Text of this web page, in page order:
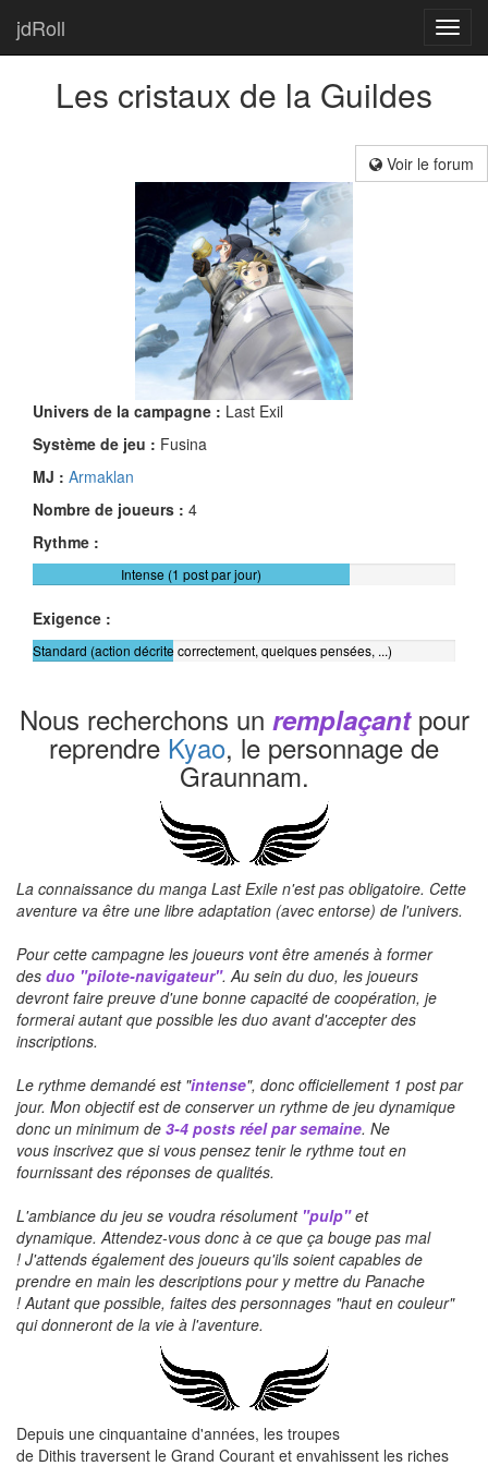
jdRoll
Les cristaux de la Guildes
Voir le forum
Univers de la campagne : Last Exil
Système de jeu : Fusina
MJ : Armaklan
Nombre de joueurs : 4
Rythme :
Intense (1 post par jour)
Exigence :
Standard (action décrite correctement, quelques pensées, ...)
Nous recherchons un remplaçantpour
reprendre Kyao, le personnage de
Graunnam.
La connaissance du manga LastExile n'est pas obligatoire. Cette
aventure va être une libre adaptation (avec entorse) de l'univers.
Pour cette campagne les joueurs vont être amenés à former
des duo "pilote-navigateur". Au sein du duo, les joueurs
devront faire preuve d'une bonne capacité de coopération, je
formerai autant que possible les duo avant d'accepter des
inscriptions.
Le rythme demandé est "intense", donc officiellement 1 post par
jour. Mon objectif est de conserver un rythme de jeu dynamique
donc un minimum de 3-4 posts réel par semaine. Ne
vous inscrivez que si vous pensez tenir le rythme tout en
fournissant des réponses de qualités.
L'ambiance du jeu se voudra résolument "pulp"et
dynamique. Attendez-vous donc à ce que ça bouge pas mal
! J'attends également des joueurs qu'ils soient capables de
prendre en main les descriptions pour y mettre du Panache
!Autant que possible, faites des personnages "hauten couleur"
qui donneront de la vie à l'aventure.
Depuis une cinquantaine d'années, les troupes
de Dithis traversent le Grand Courant et envahissent les riches